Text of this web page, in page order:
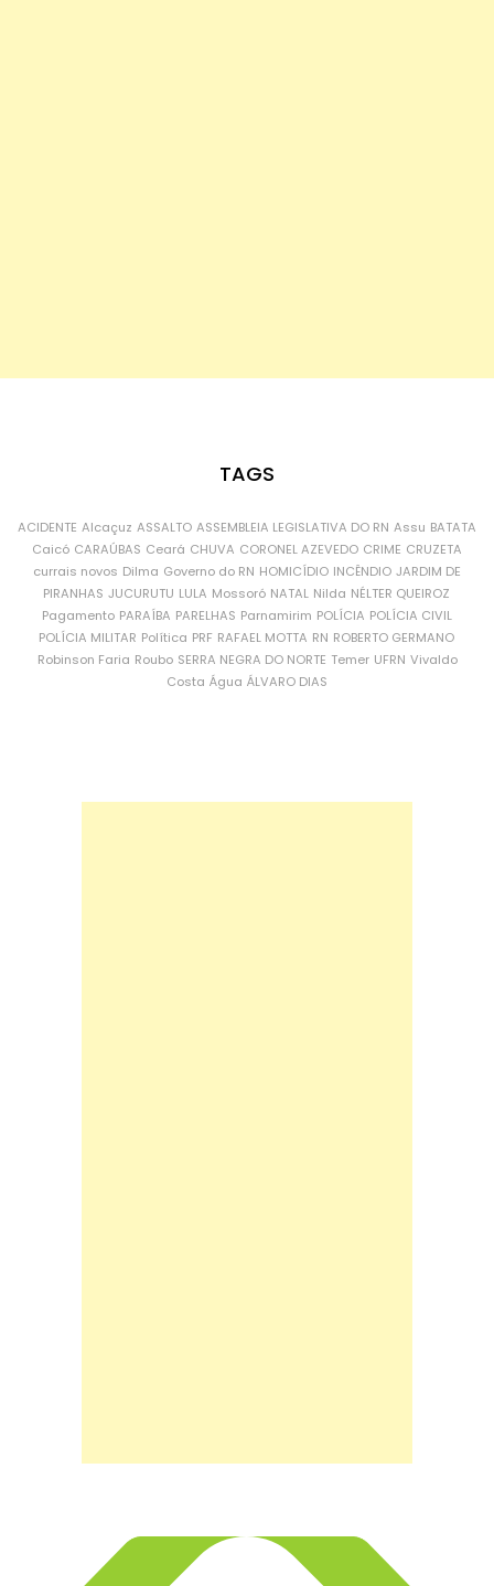
TAGS
ACIDENTE Alcaçuz ASSALTO ASSEMBLEIA LEGISLATIVA DO RN Assu BATATA
Caicó CARAÚBAS Ceará CHUVA CORONEL AZEVEDO CRIME CRUZETA
currais novos Dilma Governo do RN HOMICÍDIO INCÊNDIO JARDIM DE
PIRANHAS JUCURUTU LULA Mossoró NATAL Nilda NÉLTER QUEIROZ
Pagamento PARAÍBA PARELHAS Parnamirim POLÍCIA POLÍCIA CIVIL
POLÍCIA MILITAR Política PRF RAFAEL MOTTA RN ROBERTO GERMANO
Robinson Faria Roubo SERRA NEGRA DO NORTE Temer UFRN Vivaldo
Costa Água ÁLVARO DIAS